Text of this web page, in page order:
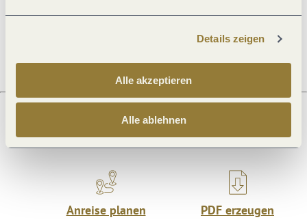
Details zeigen
Alle akzeptieren
Alle ablehnen
Was möchtest du als nächstes tun?
Anreise planen PDF erzeugen